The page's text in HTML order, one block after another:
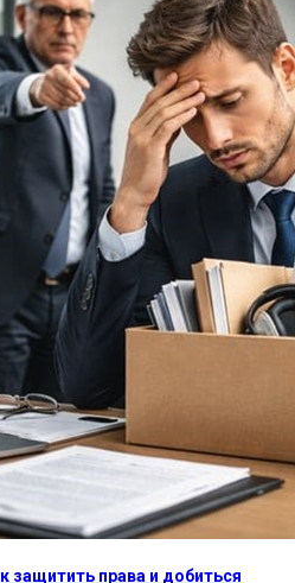
защитить права и добиться